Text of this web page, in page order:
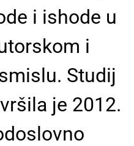
i ishode u
i
Studij
je 2012.